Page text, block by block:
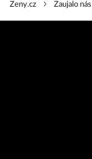
Zeny.cz Zaujalo nás